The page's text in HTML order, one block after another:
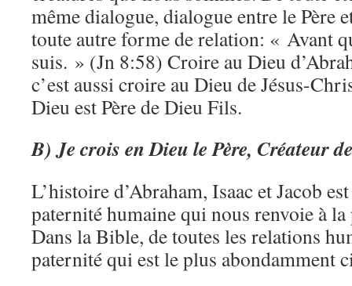
même dialogue, dialogue entre le Père
toute autre forme de relation: « Avant
suis. » (Jn 8:58) Croire au Dieu
c’est aussi croire au Dieu de Jésus-
Dieu est Père de Dieu Fils.
B) Je crois en Dieu le Père, Créateur
L’histoire d’Abraham, Isaac et Jacob
paternité humaine qui nous renvoie à
Dans la Bible, de toutes les relations
paternité qui est le plus abondamment